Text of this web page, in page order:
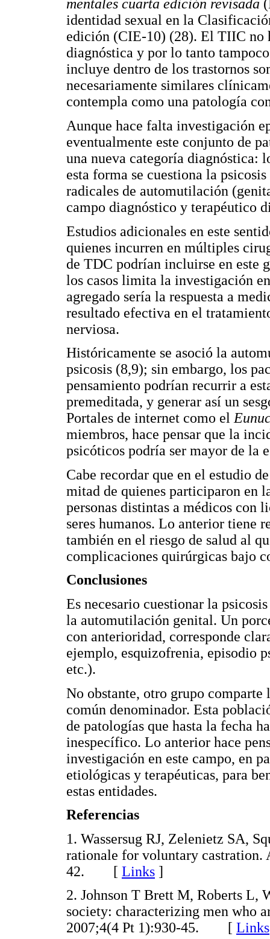
mentales cuarta edición revisada
identidad sexual en la
edición (CIE-10) (28). El TIIC no
diagnóstica y por lo tanto
incluye dentro de los trastornos
necesariamente similares
contempla como una patología
Aunque hace falta investigación
eventualmente este conjunto de
una nueva categoría diagnóstica:
esta forma se cuestiona la
radicales de automutilación
campo diagnóstico y terapéutico
Estudios adicionales en este
quienes incurren en múltiples
de TDC podrían incluirse en este
los casos limita la investigación
agregado sería la respuesta a
resultado efectiva en el
nerviosa.
Históricamente se asoció la
psicosis (8,9); sin embargo, los
pensamiento podrían recurrir a
premeditada, y generar así un
Portales de internet como el
miembros, hace pensar que la
psicóticos podría ser mayor de la
Cabe recordar que en el estudio
mitad de quienes participaron en
personas distintas a médicos con
seres humanos. Lo anterior tiene
también en el riesgo de salud al
complicaciones quirúrgicas bajo
Conclusiones
Es necesario cuestionar la
la automutilación genital. Un
con anterioridad, corresponde
ejemplo, esquizofrenia, episodio
etc.).
No obstante, otro grupo
común denominador. Esta
de patologías que hasta la fecha
inespecífico. Lo anterior hace
investigación en este campo, en
etiológicas y terapéuticas, para
estas entidades.
Referencias
1. Wassersug RJ, Zelenietz SA,
rationale for voluntary castration.
42. [ Links ]
2. Johnson T Brett M, Roberts L,
society: characterizing men who
2007;4(4 Pt 1):930-45. [ Links